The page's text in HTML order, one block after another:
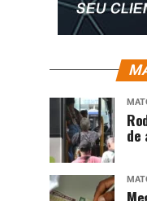
de